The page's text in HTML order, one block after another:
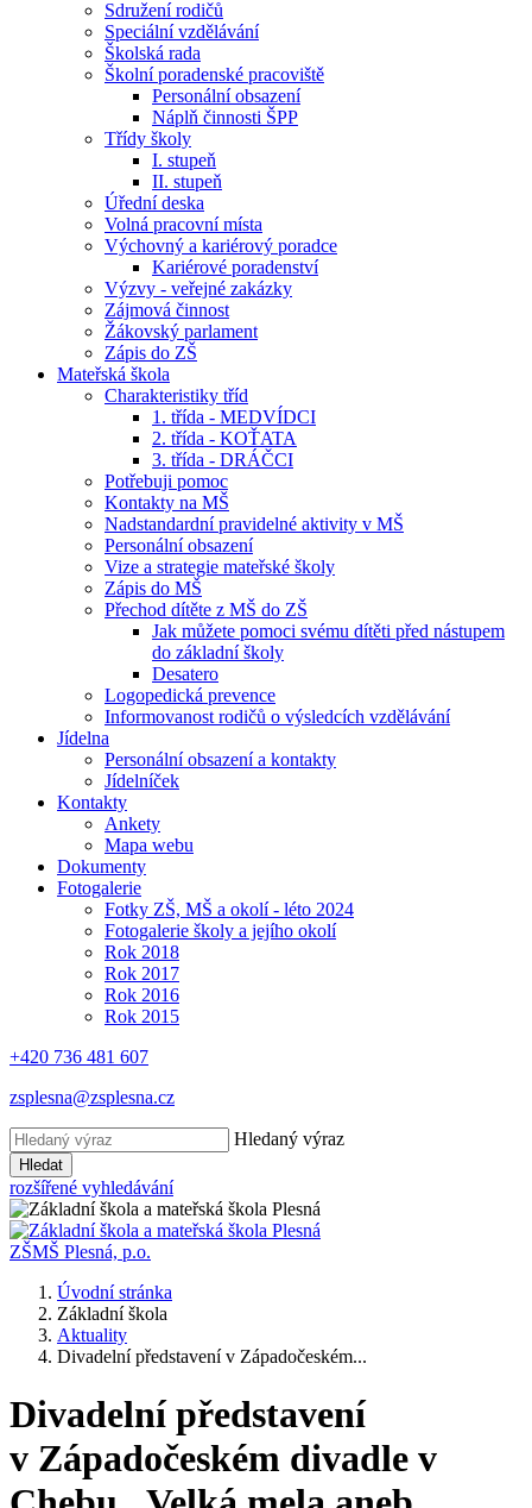
Sdružení rodičů
Speciální vzdělávání
Školská rada
Školní poradenské pracoviště
Personální obsazení
Náplň činnosti ŠPP
Třídy školy
I. stupeň
II. stupeň
Úřední deska
Volná pracovní místa
Výchovný a kariérový poradce
Kariérové poradenství
Výzvy - veřejné zakázky
Zájmová činnost
Žákovský parlament
Zápis do ZŠ
Mateřská škola
Charakteristiky tříd
1. třída - MEDVÍDCI
2. třída - KOŤATA
3. třída - DRÁČCI
Potřebuji pomoc
Kontakty na MŠ
Nadstandardní pravidelné aktivity v MŠ
Personální obsazení
Vize a strategie mateřské školy
Zápis do MŠ
Přechod dítěte z MŠ do ZŠ
Jak můžete pomoci svému dítěti před nástupem
do základní školy
Desatero
Logopedická prevence
Informovanost rodičů o výsledcích vzdělávání
Jídelna
Personální obsazení a kontakty
Jídelníček
Kontakty
Ankety
Mapa webu
Dokumenty
Fotogalerie
Fotky ZŠ, MŠ a okolí - léto 2024
Fotogalerie školy a jejího okolí
Rok 2018
Rok 2017
Rok 2016
Rok 2015
+420 736 481 607
zsplesna@zsplesna.cz
Hledaný výraz
Hledat
rozšířené vyhledávání
ZŠMŠ Plesná, p.o.
Úvodní stránka
Základní škola
Aktuality
Divadelní představení v Západočeském...
Divadelní představení
v Západočeském divadle v